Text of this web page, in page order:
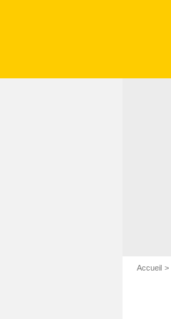
Accueil